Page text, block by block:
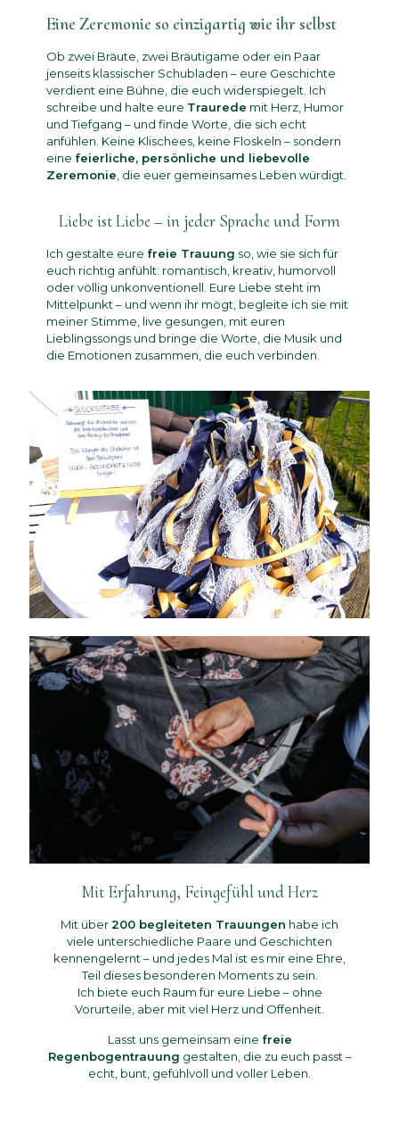
Eine Zeremonie so einzigartig wie ihr selbst
Ob zwei Bräute, zwei Bräutigame oder ein Paar
jenseits klassischer Schubladen – eure Geschichte
verdient eine Bühne, die euch widerspiegelt. Ich
schreibe und halte eure Traurede mit Herz, Humor
und Tiefgang – und finde Worte, die sich echt
anfühlen. Keine Klischees, keine Floskeln – sondern
eine feierliche, persönliche und liebevolle
Zeremonie, die euer gemeinsames Leben würdigt.
Liebe ist Liebe – in jeder Sprache und Form
Ich gestalte eure freie Trauung so, wie sie sich für
euch richtig anfühlt: romantisch, kreativ, humorvoll
oder völlig unkonventionell. Eure Liebe steht im
Mittelpunkt – und wenn ihr mögt, begleite ich sie mit
meiner Stimme, live gesungen, mit euren
Lieblingssongs und bringe die Worte, die Musik und
die Emotionen zusammen, die euch verbinden.
Mit Erfahrung, Feingefühl und Herz
Mit über200 begleiteten Trauungen habe ich
viele unterschiedliche Paare und Geschichten
kennengelernt – und jedes Mal ist es mir eine Ehre,
Teil dieses besonderen Moments zu sein.
Ich biete euch Raum für eure Liebe – ohne
Vorurteile, aber mit viel Herz und Offenheit.
Lasst uns gemeinsam eine freie
Regenbogentrauung gestalten, die zu euch passt –
echt, bunt, gefühlvoll und voller Leben.